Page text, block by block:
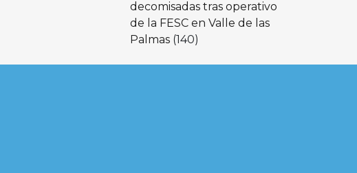
decomisadas tras operativo
de la FESC en Valle de las
Palmas (140)